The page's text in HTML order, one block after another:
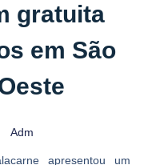
gratuita
em São
Adm
apresentou um